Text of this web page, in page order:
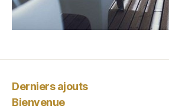
Derniers ajouts
Bienvenue